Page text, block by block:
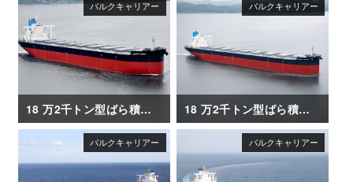
18 万2千トン型ばら積み運搬船「LIBERTY QUEEN」 18 万2千トン型ばら積み運搬船「VERITAS QUEEN」